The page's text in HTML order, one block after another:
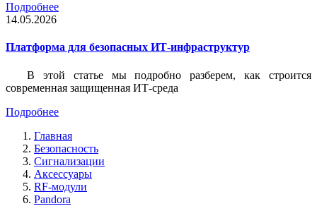
Подробнее
14.05.2026
Платформа для безопасных ИТ-инфраструктур
В этой статье мы подробно разберем, как строится
современная защищенная ИТ-среда
Подробнее
Главная
Безопасность
Сигнализации
Аксессуары
RF-модули
Pandora